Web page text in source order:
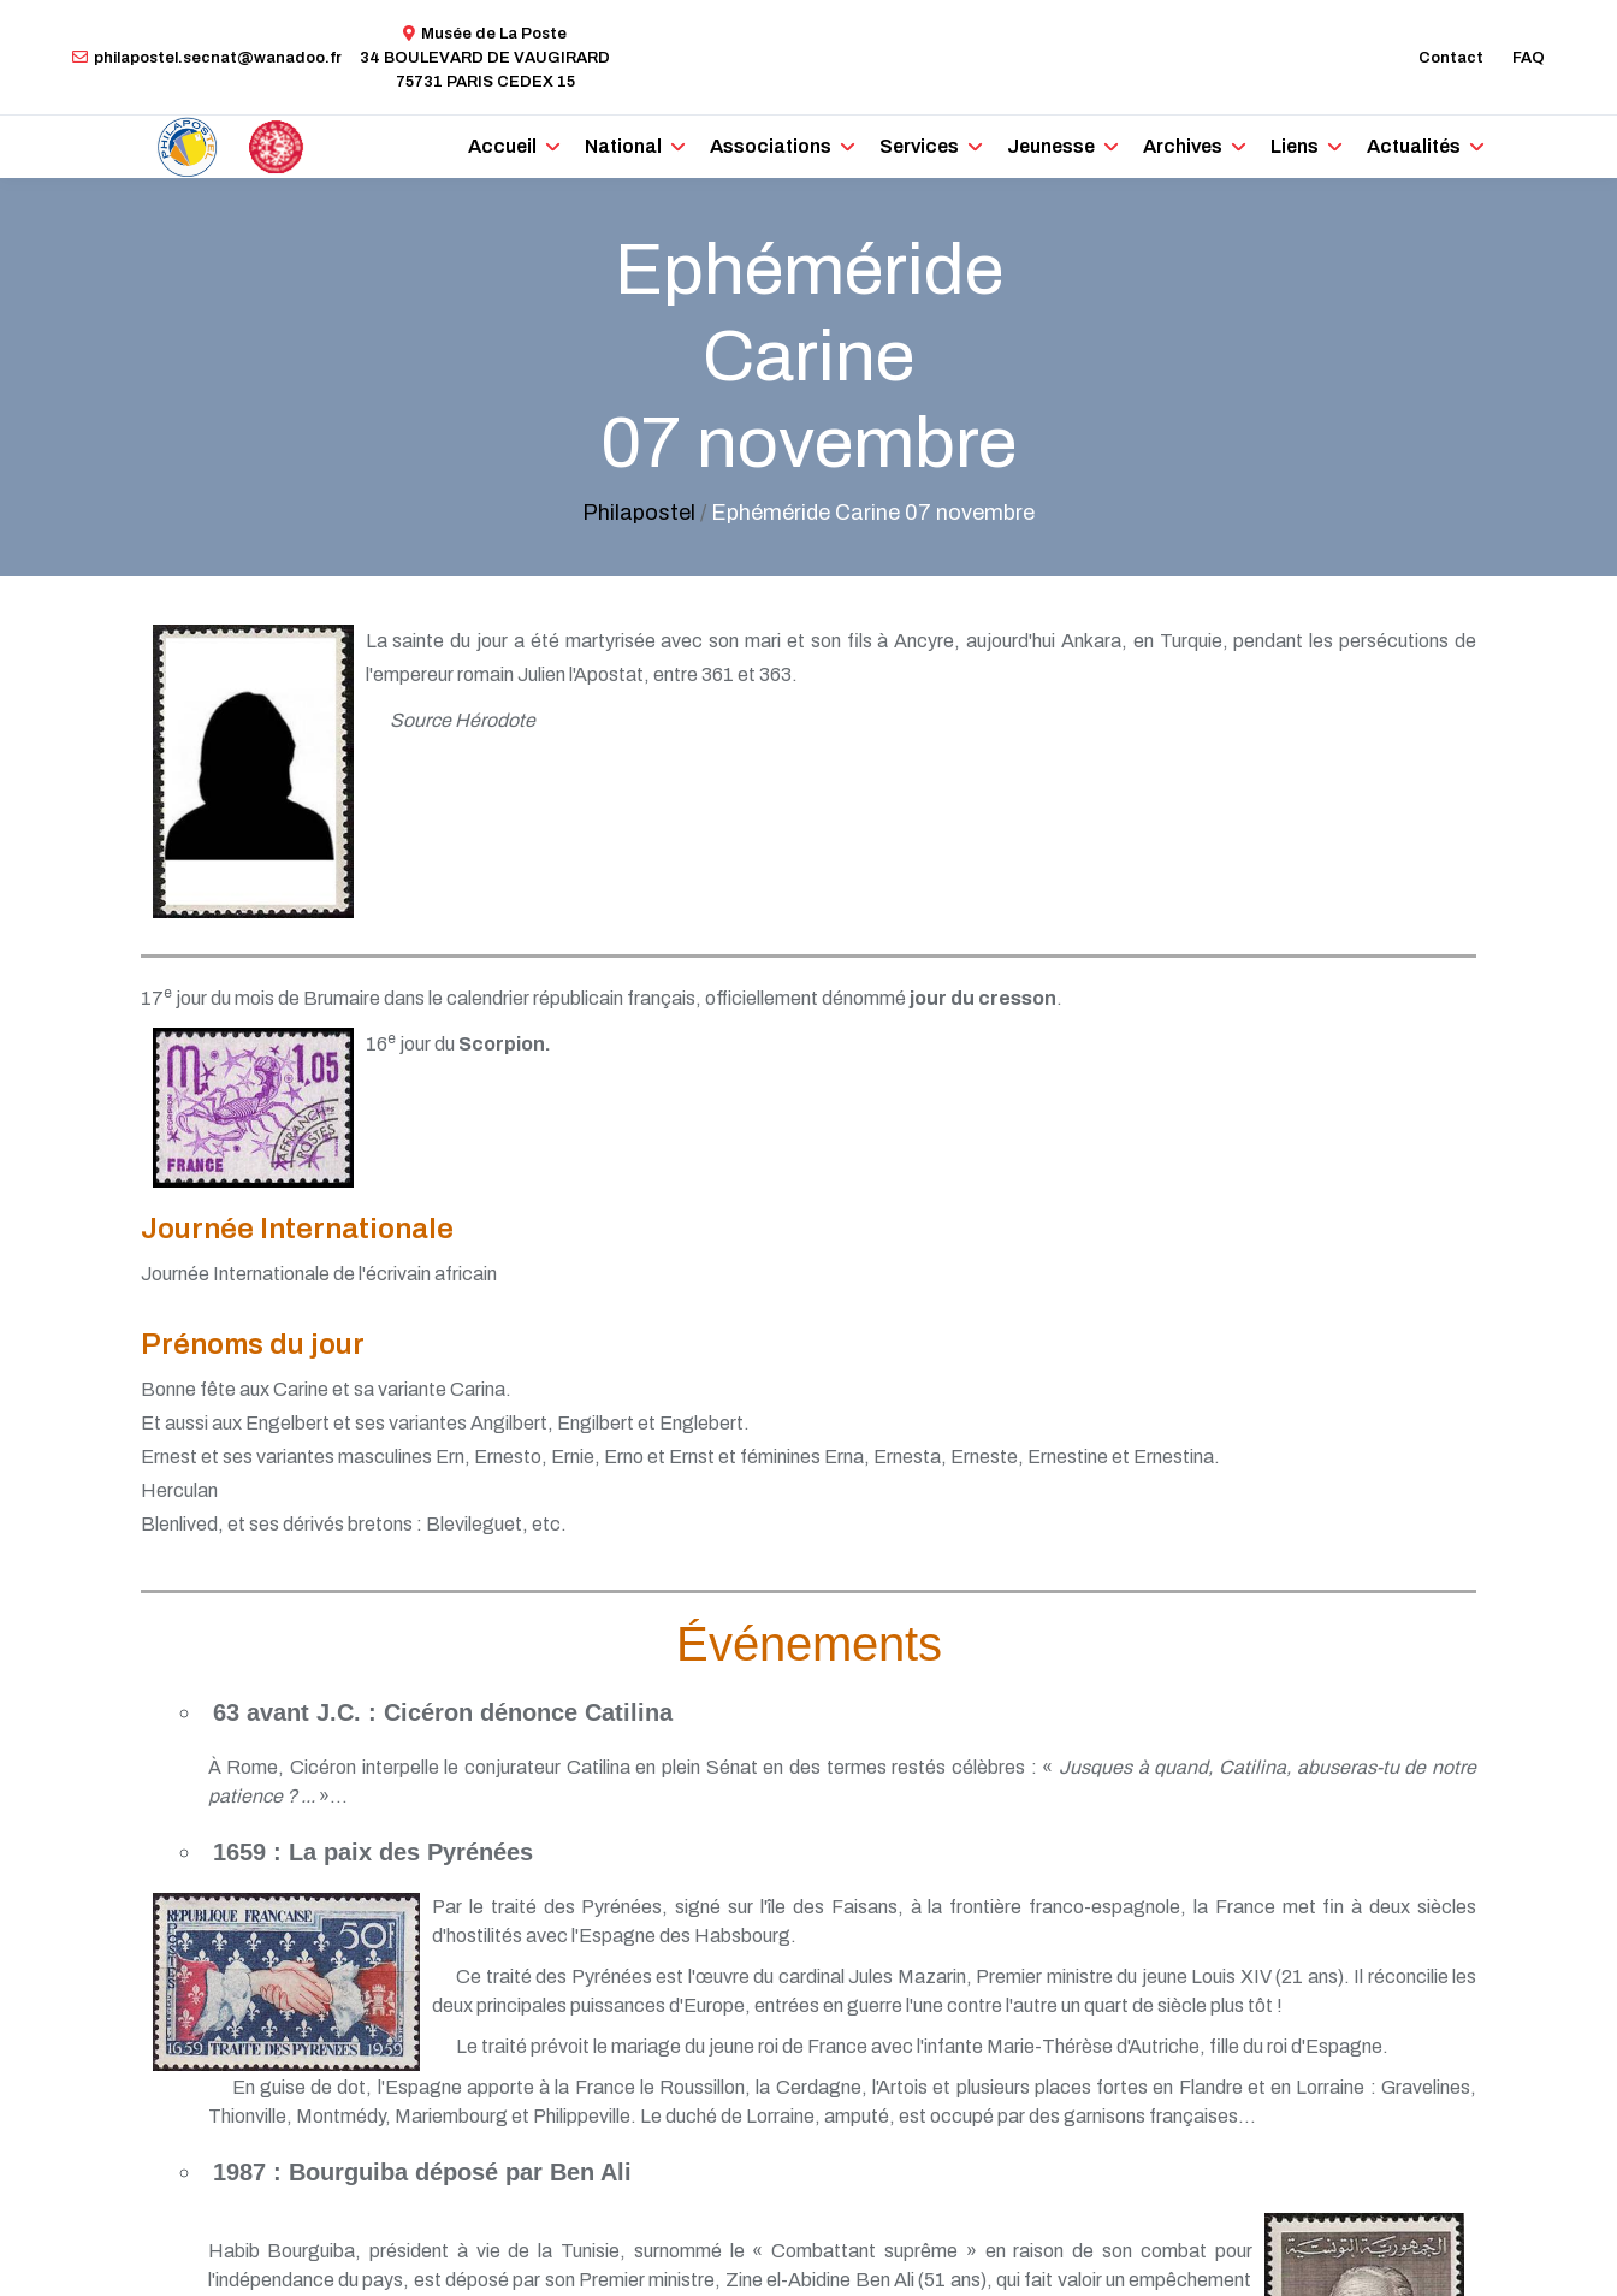
philapostel.secnat@wanadoo.fr
Musée de La Poste
34 BOULEVARD DE VAUGIRARD
75731 PARIS CEDEX 15
Contact FAQ
Accueil National Associations Services Jeunesse Archives Liens Actualités
Ephéméride
Carine
07 novembre
Philapostel / Ephéméride Carine 07 novembre
La sainte du jour a été martyrisée avec son mari et son fils à Ancyre, aujourd'hui Ankara, en Turquie, pendant les persécutions de
l'empereur romain Julien l'Apostat, entre 361 et 363.
Source Hérodote
17e jour du mois de Brumaire dans le calendrier républicain français, officiellement dénommé jour du cresson.
16ejour du Scorpion.
Journée Internationale
Journée Internationale de l'écrivain africain
Prénoms du jour
Bonne fête aux Carine et sa variante Carina.
Et aussi aux Engelbert et ses variantes Angilbert, Engilbert et Englebert.
Ernest et ses variantes masculines Ern, Ernesto, Ernie, Erno et Ernst et féminines Erna, Ernesta, Erneste, Ernestine et Ernestina.
Herculan
Blenlived, et ses dérivés bretons : Blevileguet, etc.
Événements
63 avant J.C. : Cicéron dénonce Catilina
À Rome, Cicéron interpelle le conjurateur Catilina en plein Sénat en des termes restés célèbres : « Jusques à quand, Catilina, abuseras-tu de notre
patience ? ...»...
1659 : La paix des Pyrénées
Par le traité des Pyrénées, signé sur l'île des Faisans, à la frontière franco-espagnole, la France met fin à deux siècles
d'hostilités avec l'Espagne des Habsbourg.
Ce traité des Pyrénées est l'œuvre du cardinal Jules Mazarin, Premier ministre du jeune Louis XIV (21 ans). Il réconcilie les
deux principales puissances d'Europe, entrées en guerre l'une contre l'autre un quart de siècle plus tôt !
Le traité prévoit le mariage du jeune roi de France avec l'infante Marie-Thérèse d'Autriche, fille du roi d'Espagne.
En guise de dot, l'Espagne apporte à la France le Roussillon, la Cerdagne, l'Artois et plusieurs places fortes en Flandre et en Lorraine : Gravelines,
Thionville, Montmédy, Mariembourg et Philippeville. Le duché de Lorraine, amputé, est occupé par des garnisons françaises...
1987 : Bourguiba déposé par Ben Ali
Habib Bourguiba, président à vie de la Tunisie, surnommé le « Combattant suprême » en raison de son combat pour
l'indépendance du pays, est déposé par son Premier ministre, Zine el-Abidine Ben Ali (51 ans), qui fait valoir un empêchement